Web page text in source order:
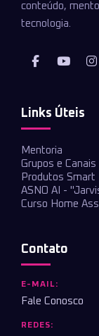
conteúdo,
tecnologia.
Links Úteis
Mentoria
Grupos e Canais
Produtos Smart
ASNO AI -
Curso Home
Contato
E-MAIL:
Fale Conosco
REDES: